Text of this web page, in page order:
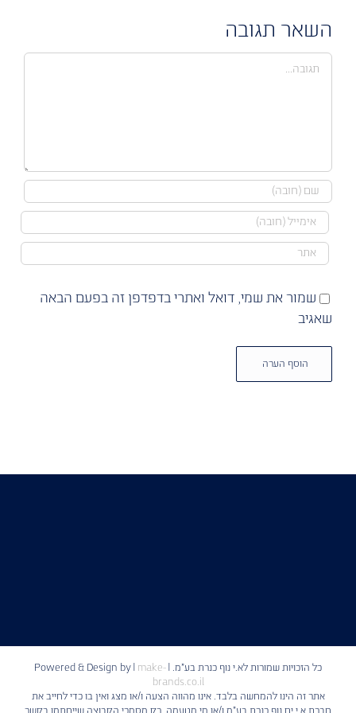
השאר תגובה
הערה
שמור את שמי, דואל ואתרי בדפדפן זה בפעם הבאה
שאגיב
כל הזכויות שמורות לא.י נוף כנרת בע"מ. | Powered & Design by | make-
brands.co.il
אתר זה הינו להמחשה בלבד. אינו מהווה הצעה ו/או מצג ואין בו כדי לחייב את